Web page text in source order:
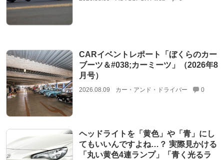
CARイベントレポート「ぼくらのカー
ブーツ＆#038;カーミーツ」（2026年8
月号）
2026.08.09 カー・アンド・ドライバー 0
ヘッドライトを「黄色」や「青」にし
てもいいんですよね…？ 実際見かける
「丸い黄色4連ランプ」「青く光るラ